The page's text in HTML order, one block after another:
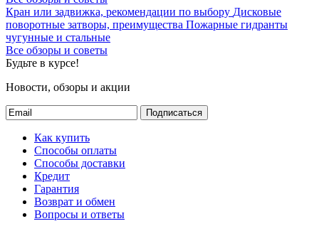
Кран или задвижка, рекомендации по выбору Дисковые
поворотные затворы, преимущества Пожарные гидранты
чугунные и стальные
Все обзоры и советы
Будьте в курсе!
Новости, обзоры и акции
Подписаться
Как купить
Способы оплаты
Способы доставки
Кредит
Гарантия
Возврат и обмен
Вопросы и ответы